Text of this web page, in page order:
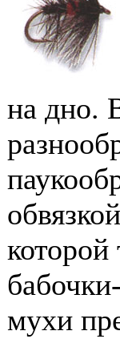
на дно.
мухи